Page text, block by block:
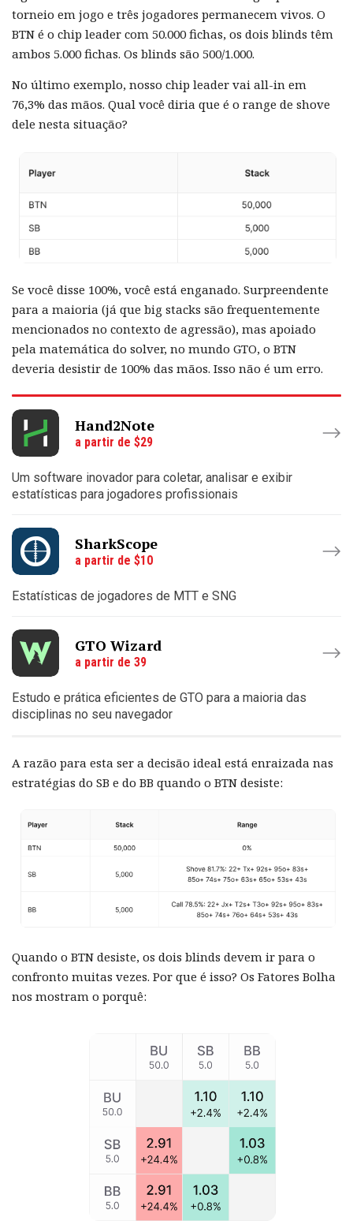
torneio em jogo e três jogadores permanecem vivos. O
BTN é o chip leader com 50.000 fichas, os dois blinds têm
ambos 5.000 fichas. Os blinds são 500/1.000.
No último exemplo, nosso chip leader vai all-in em
76,3% das mãos. Qual você diria que é o range de shove
dele nesta situação?
Se você disse 100%, você está enganado. Surpreendente
para a maioria (já que big stacks são frequentemente
mencionados no contexto de agressão), mas apoiado
pela matemática do solver, no mundo GTO, o BTN
deveria desistir de 100% das mãos. Isso não é um erro.
Hand2Note
a partir de $29
Um software inovador para coletar, analisar e exibir
estatísticas para jogadores profissionais
SharkScope
a partir de $10
Estatísticas de jogadores de MTT e SNG
GTO Wizard
a partir de 39
Estudo e prática eficientes de GTO para a maioria das
disciplinas no seu navegador
A razão para esta ser a decisão ideal está enraizada nas
estratégias do SB e do BB quando o BTN desiste:
Quando o BTN desiste, os dois blinds devem ir para o
confronto muitas vezes. Por que é isso? Os Fatores Bolha
nos mostram o porquê: